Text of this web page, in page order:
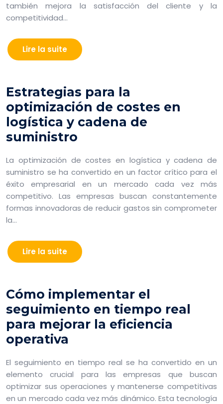
también mejora la satisfacción del cliente y la
competitividad…
Lire la suite
Estrategias para la
optimización de costes en
logística y cadena de
suministro
La optimización de costes en logística y cadena de
suministro se ha convertido en un factor crítico para el
éxito empresarial en un mercado cada vez más
competitivo. Las empresas buscan constantemente
formas innovadoras de reducir gastos sin comprometer
la…
Lire la suite
Cómo implementar el
seguimiento en tiempo real
para mejorar la eficiencia
operativa
El seguimiento en tiempo real se ha convertido en un
elemento crucial para las empresas que buscan
optimizar sus operaciones y mantenerse competitivas
en un mercado cada vez más dinámico. Esta tecnología